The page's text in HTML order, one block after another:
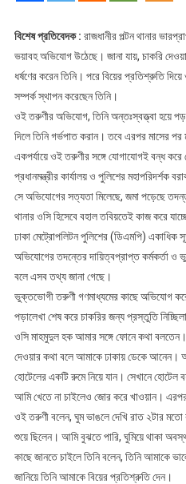
বিশেষ প্রতিবেদক : রাজধানীর পল্টন থানার
ভয়াবহ অভিযোগ উঠেছে। জানা যায়, চাকরি
ধর্ষণের করেন তিনি। পরে বিয়ের প্রতিশ্রুতি
সম্পর্ক স্থাপন করেছেন তিনি।
ওই তরুণীর অভিযোগ, তিনি অন্তঃস্বত্ত্বা হয়ে
দিলে তিনি গর্ভপাত করান। তবে এরপর মাসের পর
একপর্যায়ে ওই তরুণীর সঙ্গে যোগাযোগই বন্ধ
প্রধানমন্ত্রীর কার্যালয় ও পুলিশের
সে অভিযোগের সত্যতা মিলেছে, জমা পড়েছে
থানার ওসি হিসেবে বহাল তবিয়তেই কাজ করে
ঢাকা মেট্রোপলিটন পুলিশের (ডিএমপি) একাধিক
অভিযোগের তদন্তের দায়িত্বপ্রাপ্ত কর্মকর্তা ও
বলে এসব তথ্য জানা গেছে।
ভুক্তভোগী তরুণী গণমাধ্যমের কাছে অভিযোগ
পড়ালেখা শেষ করে চাকরির জন্য প্রস্তুতি
ওসি মাহমুদুল হক আমার সঙ্গে ফোনে কথা
দেওয়ার কথা বলে আমাকে ঢাকায় ডেকে আনেন।
হোটেলের একটি রুমে নিয়ে যান। সেখানে
আমি খেতে না চাইলেও জোর করে খাওয়ান।
ওই তরুণী বলেন, ঘুম ভাঙলে দেখি রাত ২টার
শুয়ে ছিলেন। আমি বুঝতে পারি, ঘুমিয়ে থাকা
কাছে জানতে চাইলে তিনি বলেন, তিনি আমাকে
জানিয়ে তিনি আমাকে বিয়ের প্রতিশ্রুতি দেন।